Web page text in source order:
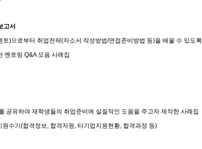
고서
)으로부터 취업전략(자소서 작성방법/면접준비방법 등)을 배울 수 있도록
멘토링 Q&A 모음 사례집
공유하여 재학생들의 취업준비에 실질적인 도움을 주고자 제작한 사례집
수기(합격정보, 합격자원, 타기업지원현황, 합격과정 등)